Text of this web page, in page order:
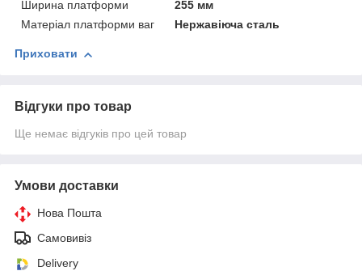
Ширина платформи
255 мм
Матеріал платформи ваг
Нержавіюча сталь
Приховати
Відгуки про товар
Ще немає відгуків про цей товар
Умови доставки
Нова Пошта
Самовивіз
Delivery